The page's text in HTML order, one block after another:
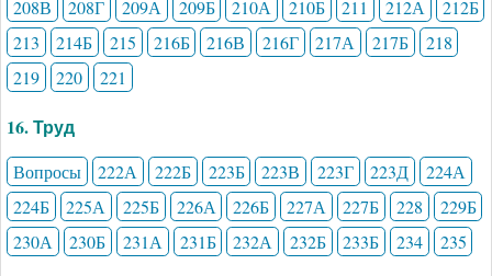
208В
208Г 209А 209Б 210А 210Б 211 212А
212Б
213
214Б 215 216Б 216В 216Г 217А 217Б
218
219
220 221
16. Труд
Вопросы 222А 222Б 223Б 223В 223Г 223Д
224А
224Б
225А 225Б 226А 226Б 227А 227Б 228
229Б
230А
230Б 231А 231Б 232А 232Б 233Б 234 235